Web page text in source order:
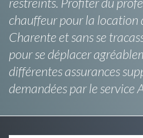
chauffeur pour la location
Charente et sans se
pour se déplacer
différentes assurances
demandées par le service